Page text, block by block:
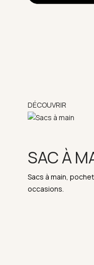
DÉCOUVRIR
SAC À
Sacs à main,
occasions.